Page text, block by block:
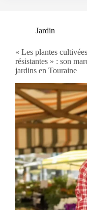
Jardin
« Les plantes
résistantes » : son
jardins en Touraine